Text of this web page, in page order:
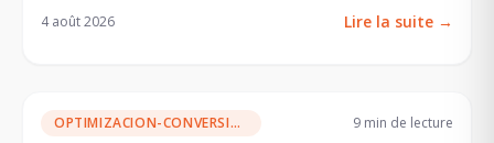
4 août 2026 Lire la suite →
OPTIMIZACION-CONVERSION 9 min de lecture